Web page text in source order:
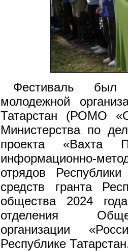
Фестиваль был
молодежной
Татарстан (РОМО
Министерства по
проекта «Вахта
информационно-
отрядов
средств гранта
общества 2024
отделения
организации
Республике